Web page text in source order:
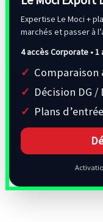
Expertise Le Moci +
marchés et passer à
4 accès Corporate • 1
Comparaison
Décision DG /
Plans